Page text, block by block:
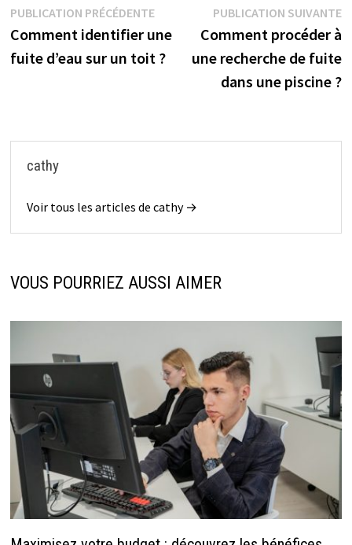
Navigation
de
PUBLICATION PRÉCÉDENTEPublication
précédente :
Comment identifier une
fuite d’eau sur un toit ?
PUBLICATION SUIVANTE
Comment procéder à
une recherche de fuite
dans une piscine ?
cathy
Voir tous les articles de cathy →
VOUS POURRIEZ AUSSI AIMER